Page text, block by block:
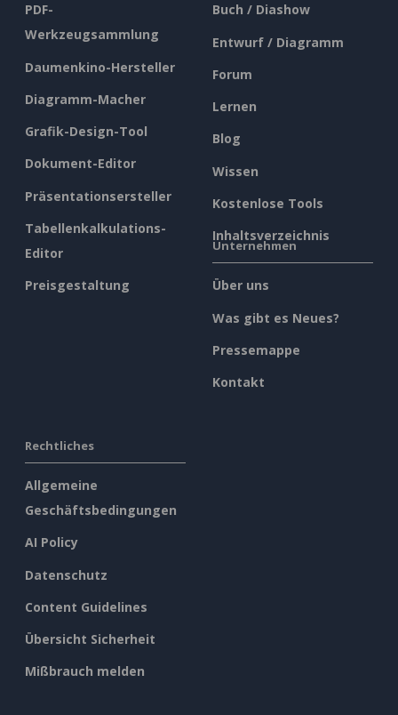
PDF-
Werkzeugsammlung
Daumenkino-Hersteller
Diagramm-Macher
Grafik-Design-Tool
Dokument-Editor
Präsentationsersteller
Tabellenkalkulations-
Editor
Preisgestaltung
Buch / Diashow
Entwurf / Diagramm
Forum
Lernen
Blog
Wissen
Kostenlose Tools
Inhaltsverzeichnis
Unternehmen
Über uns
Was gibt es Neues?
Pressemappe
Kontakt
Rechtliches
Allgemeine
Geschäftsbedingungen
AI Policy
Datenschutz
Content Guidelines
Übersicht Sicherheit
Mißbrauch melden